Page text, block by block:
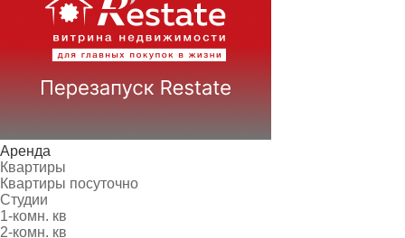
Аренда
Квартиры
Квартиры посуточно
Студии
1-комн. кв
2-комн. кв